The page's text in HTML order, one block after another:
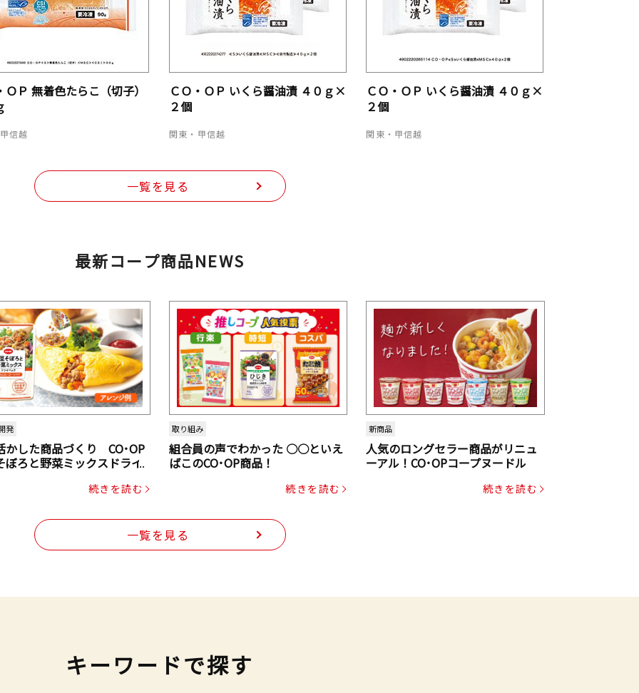
ＯＰ 無着色たらこ（切子）
信越
ＣＯ・ＯＰ いくら醤油漬 ４０ｇ×
２個
関東・甲信越
ＣＯ・ＯＰ いくら醤油漬 ４０ｇ×
２個
関東・甲信越
一覧を見る
最新コープ商品NEWS
発
かした商品づくり CO･OP
ぼろと野菜ミックスドライ
続きを読む
取り組み
組合員の声でわかった ○○といえ
ばこのCO･OP商品！
続きを読む
新商品
人気のロングセラー商品がリニュ
ーアル！CO･OPコープヌードル
続きを読む
一覧を見る
キーワードで探す